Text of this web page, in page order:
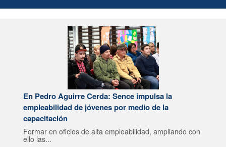
En Pedro Aguirre Cerda: Sence impulsa la
empleabilidad de jóvenes por medio de la
capacitación
Formar en oficios de alta empleabilidad, ampliando con
ello las...